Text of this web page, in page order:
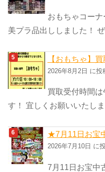
おもちゃコー
美プラ品出ししました！ ぜ
【おもちゃ】
2026年8月2日 に投
買取受付時間
す！ 宜しくお願いいたし
★7月11日お宝
2026年7月10日 に
7月11日お宝中